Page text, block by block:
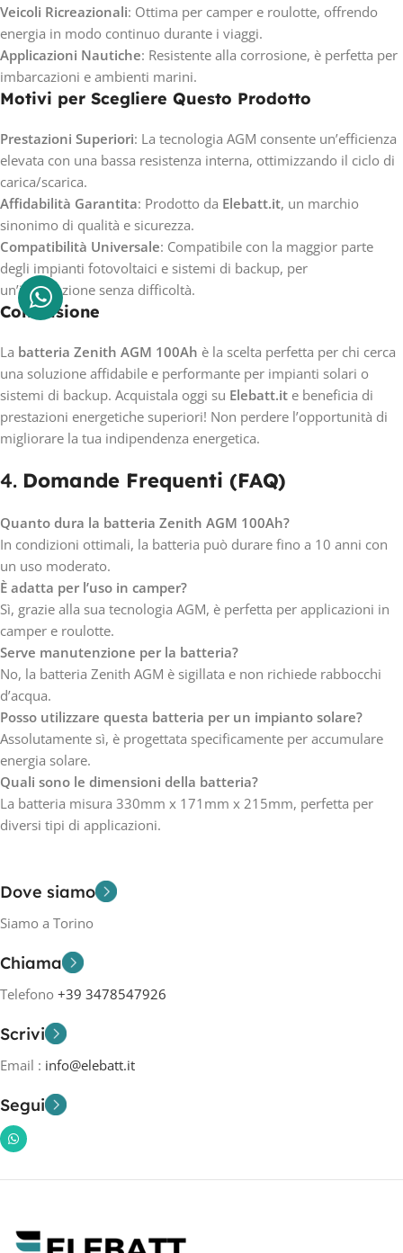
Veicoli Ricreazionali: Ottima per camper e roulotte, offrendo
energia in modo continuo durante i viaggi.
Applicazioni Nautiche: Resistente alla corrosione, è perfetta per
imbarcazioni e ambienti marini.
Motivi per Scegliere Questo Prodotto
Prestazioni Superiori: La tecnologia AGM consente un’efficienza
elevata con una bassa resistenza interna, ottimizzando il ciclo di
carica/scarica.
Affidabilità Garantita: Prodotto da Elebatt.it, un marchio
sinonimo di qualità e sicurezza.
Compatibilità Universale: Compatibile con la maggior parte
degli impianti fotovoltaici e sistemi di backup, per
un’integrazione senza difficoltà.
Conclusione
La batteria Zenith AGM 100Ah è la scelta perfetta per chi cerca
una soluzione affidabile e performante per impianti solari o
sistemi di backup. Acquistala oggi su Elebatt.it e beneficia di
prestazioni energetiche superiori! Non perdere l’opportunità di
migliorare la tua indipendenza energetica.
4. Domande Frequenti (FAQ)
Quanto dura la batteria Zenith AGM 100Ah?
In condizioni ottimali, la batteria può durare fino a 10 anni con
un uso moderato.
È adatta per l’uso in camper?
Sì, grazie alla sua tecnologia AGM, è perfetta per applicazioni in
camper e roulotte.
Serve manutenzione per la batteria?
No, la batteria Zenith AGM è sigillata e non richiede rabbocchi
d’acqua.
Posso utilizzare questa batteria per un impianto solare?
Assolutamente sì, è progettata specificamente per accumulare
energia solare.
Quali sono le dimensioni della batteria?
La batteria misura 330mm x 171mm x 215mm, perfetta per
diversi tipi di applicazioni.
Dove siamo
Siamo a Torino
Chiama
Telefono +39 3478547926
Scrivi
Email : info@elebatt.it
Segui